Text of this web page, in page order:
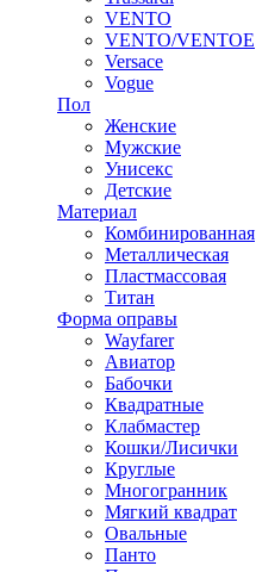
VENTO
VENTO/VENTOE
Versace
Vogue
Пол
Женские
Мужские
Унисекс
Детские
Материал
Комбинированная
Металлическая
Пластмассовая
Титан
Форма оправы
Wayfarer
Авиатор
Бабочки
Квадратные
Клабмастер
Кошки/Лисички
Круглые
Многогранник
Мягкий квадрат
Овальные
Панто